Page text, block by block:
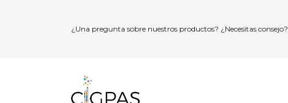
¿Una pregunta sobre nuestros productos? ¿Necesitas consejo?